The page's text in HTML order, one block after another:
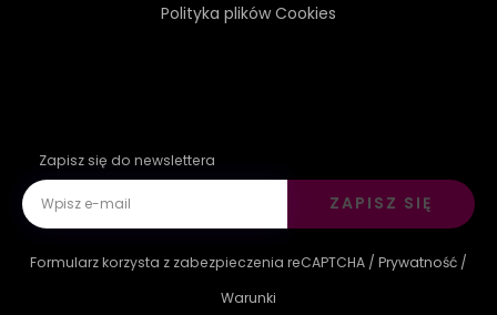
Polityka plików Cookies
Zapisz się do newslettera
ZAPISZ SIĘ
Formularz korzysta z zabezpieczenia reCAPTCHA / Prywatność /
Warunki